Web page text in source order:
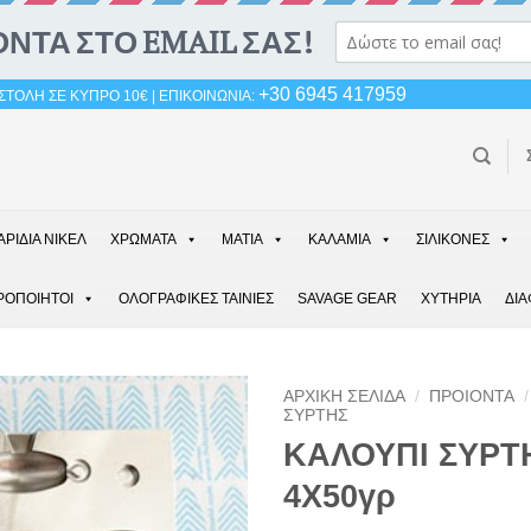
ΣΕ ΚΥΠΡΟ 10€ | ΕΠΙΚΟΙΝΩΝΙΑ: +30 6945 417959
ΝΙΚΕΛ ΧΡΩΜΑΤΑ ΜΑΤΙΑ ΚΑΛΑΜΙΑ ΣΙΛΙΚΟΝΕΣ
ΟΛΟΓΡΑΦΙΚΕΣ ΤΑΙΝΙΕΣ SAVAGE GEAR ΧΥΤΗΡΙΑ
ΑΡΧΙΚΉ ΣΕΛΊΔΑ / ΠΡΟΙΟΝΤΑ /
ΣΥΡΤΗΣ
ΚΑΛΟΥΠΙ
4Χ50γρ